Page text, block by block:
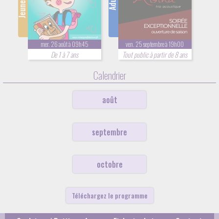
mer. 26 août à 09h45
De 1 à 7 ans
ven. 25 septembre à 19h00
Tout public à partir de 8 ans
Calendrier
août
septembre
octobre
Téléchargez le programme